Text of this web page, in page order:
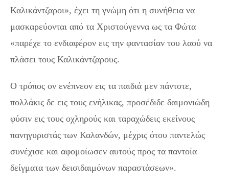
Καλικάντζαροι», έχει τη γνώμη ότι η συνήθεια να
μασκαρεύονται από τα Χριστούγεννα ως τα Φώτα
«παρέχε το ενδιαφέρον εις την φαντασίαν του λαού να
πλάσει τους Καλικάντζαρους.
Ο τρόπος ον ενέπνεον εις τα παιδιά μεν πάντοτε,
πολλάκις δε εις τους ενήλικας, προσέδιδε δαιμονιώδη
φύσιν εις τους οχληρούς και ταραχώδεις εκείνους
πανηγυριστάς των Καλανδών, μέχρις ότου παντελώς
συνέχισε και αφομοίωσεν αυτούς προς τα παντοία
δείγματα των δεισιδαιμόνων παραστάσεων».